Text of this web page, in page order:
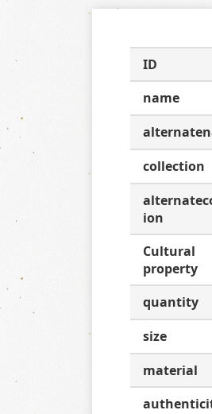
ID
name
collection
ion
Cultural
property
quantity
size
material